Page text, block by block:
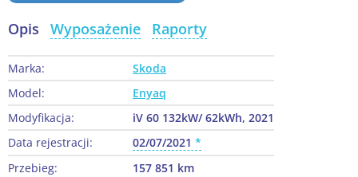
Opis Wyposażenie Raporty
Marka:
Skoda
Model:
Enyaq
Modyfikacja:
iV 60 132kW/ 62kWh, 2021
Data rejestracji:
02/07/2021
Przebieg:
157 851 km